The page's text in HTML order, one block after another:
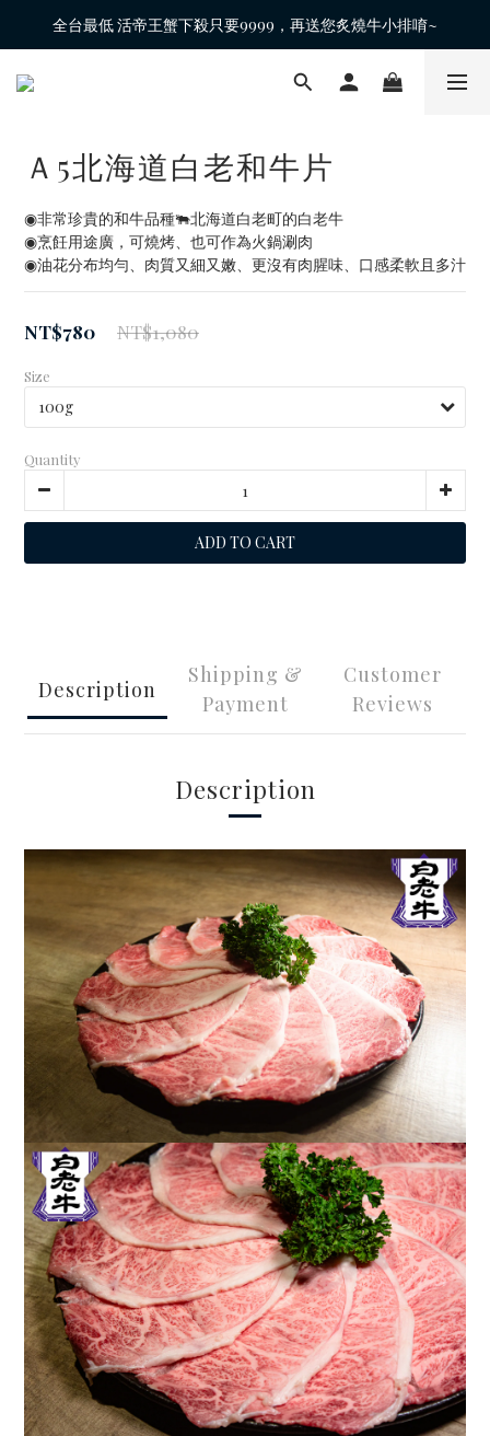
全台最低 活帝王蟹下殺只要9999，再送您炙燒牛小排唷~
Ａ5北海道白老和牛片
◉非常珍貴的和牛品種🐃北海道白老町的白老牛
◉烹飪用途廣，可燒烤、也可作為火鍋涮肉
◉油花分布均勻、肉質又細又嫩、更沒有肉腥味、口感柔軟且多汁
NT$1,080
NT$780
Size
Quantity
ADD TO CART
Description
Shipping &
Payment
Customer
Reviews
Description